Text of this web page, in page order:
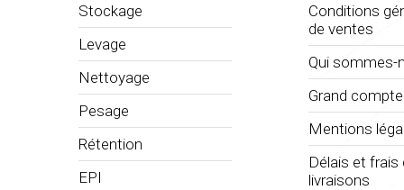
Stockage
Levage
Nettoyage
Pesage
Rétention
EPI
Conditions
de ventes
Qui sommes-
Grand compte
Mentions
Délais et frais
livraisons